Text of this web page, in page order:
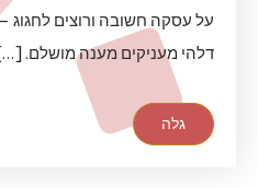
על עסקה חשובה ורוצים לחגוג
דלהי מעניקים מענה מושלם.
גלה